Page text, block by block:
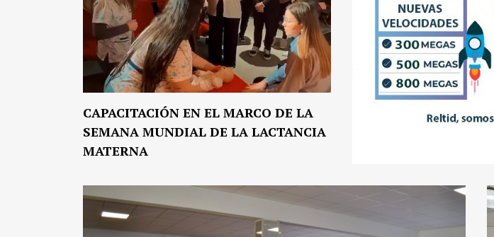
CAPACITACIÓN EN EL MARCO DE LA
SEMANA MUNDIAL DE LA LACTANCIA
MATERNA